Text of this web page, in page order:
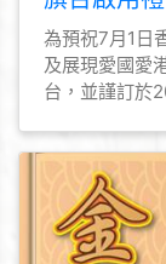
為預祝7月1日
及展現愛國愛
台，並謹訂於